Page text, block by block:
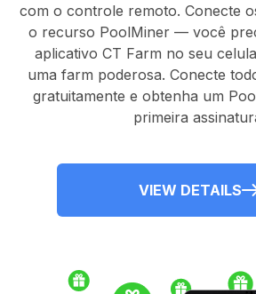
com o controle remoto. Conecte
o recurso PoolMiner— você
aplicativo CT Farm no seu
uma farm poderosa. Conecte
gratuitamente e obtenha um
primeira
VIEW DETAILS